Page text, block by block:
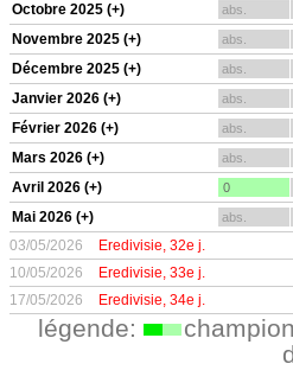
Octobre 2025 (+) abs.
Novembre 2025 (+) abs.
Décembre 2025 (+) abs.
Janvier 2026 (+) abs.
Février 2026 (+) abs.
Mars 2026 (+) abs.
Avril 2026 (+) 0
Mai 2026 (+) abs.
03/05/2026 Eredivisie, 32e j.
10/05/2026
Eredivisie, 33e j.
17/05/2026
Eredivisie, 34e j.
légende: